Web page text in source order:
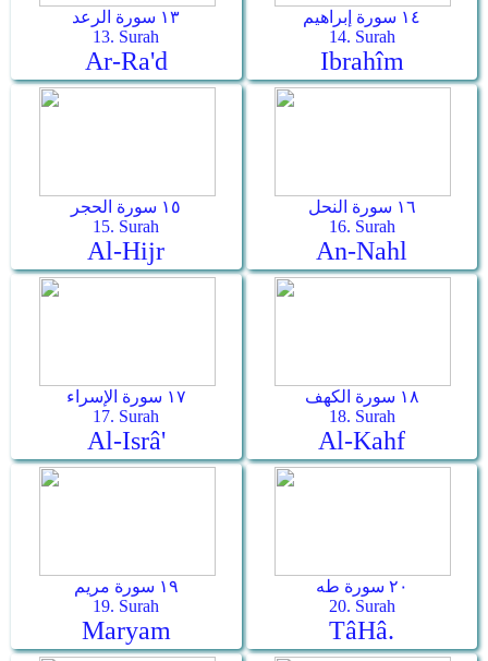
١٣ سورة الرعد
13. Surah
Ar-Ra'd
١٤ سورة إبراهيم
14. Surah
Ibrahîm
١٥ سورة الحجر
15. Surah
Al-Hijr
١٦ سورة النحل
16. Surah
An-Nahl
١٧ سورة الإسراء
17. Surah
Al-Isrâ'
١٨ سورة الكهف
18. Surah
Al-Kahf
١٩ سورة مريم
19. Surah
Maryam
٢٠ سورة طه
20. Surah
Tâ­Hâ.